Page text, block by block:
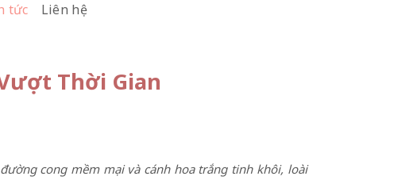
tức Liên hệ
Thời Gian
cong mềm mại và cánh hoa trắng tinh khôi, loài